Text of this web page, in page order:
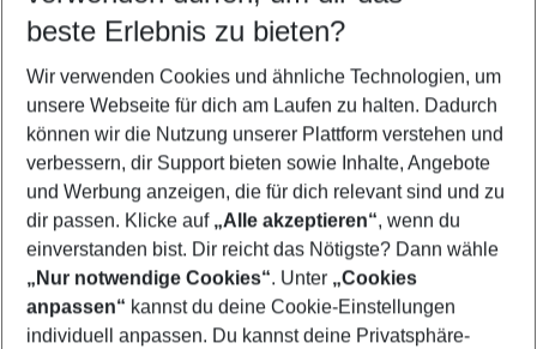
5-8 Nächte
2 Erwachsene Keine Kinder
Mehr Filter anzeigen
Footer
Footer navigation
beste Erlebnis zu bieten?
Wir verwenden Cookies und ähnliche Technologien, um
unsere Webseite für dich am Laufen zu halten. Dadurch
können wir die Nutzung unserer Plattform verstehen und
verbessern, dir Support bieten sowie Inhalte, Angebote
und Werbung anzeigen, die für dich relevant sind und zu
dir passen. Klicke auf „Alle akzeptieren“, wenn du
einverstanden bist. Dir reicht das Nötigste? Dann wähle
„Nur notwendige Cookies“. Unter „Cookies
anpassen“ kannst du deine Cookie-Einstellungen
individuell anpassen. Du kannst deine Privatsphäre-